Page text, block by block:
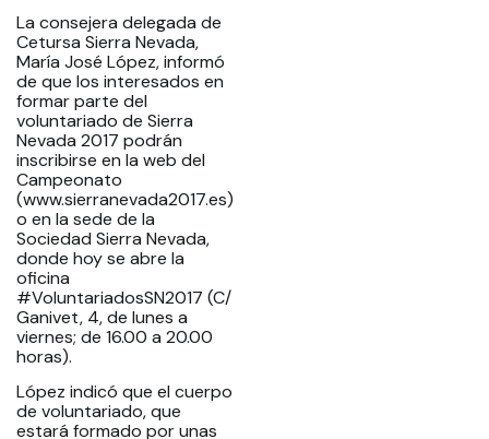
La consejera delegada de
Cetursa Sierra Nevada,
María José López, informó
de que los interesados en
formar parte del
voluntariado de Sierra
Nevada 2017 podrán
inscribirse en la web del
Campeonato
(www.sierranevada2017.es)
o en la sede de la
Sociedad Sierra Nevada,
donde hoy se abre la
oficina
#VoluntariadosSN2017 (C/
Ganivet, 4, de lunes a
viernes; de 16.00 a 20.00
horas).
López indicó que el cuerpo
de voluntariado, que
estará formado por unas